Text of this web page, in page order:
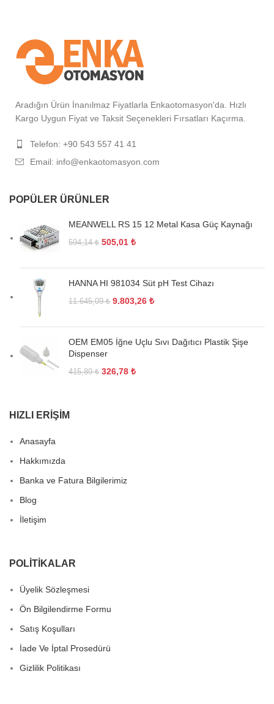
Aradığın Ürün İnanılmaz Fiyatlarla Enkaotomasyon'da. Hızlı
Kargo Uygun Fiyat ve Taksit Seçenekleri Fırsatları Kaçırma.
Telefon: +90 543 557 41 41
Email: info@enkaotomasyon.com
POPÜLER ÜRÜNLER
MEANWELL RS 15 12 Metal Kasa Güç Kaynağı
594,14₺ 505,01 ₺
HANNA HI 981034 Süt pH Test Cihazı
11.645,09₺ 9.803,26 ₺
OEM EM05 İğne Uçlu Sıvı Dağıtıcı Plastik Şişe
Dispenser
415,89₺ 326,78 ₺
HIZLI ERIŞIM
Anasayfa
Hakkımızda
Banka ve Fatura Bilgilerimiz
Blog
İletişim
POLITIKALAR
Üyelik Sözleşmesi
Ön Bilgilendirme Formu
Satış Koşulları
İade Ve İptal Prosedürü
Gizlilik Politikası